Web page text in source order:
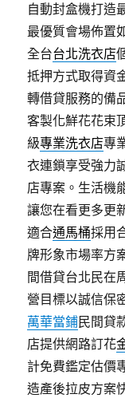
自動封盒機打造
最優質會場佈置
全台台北洗衣店
抵押方式取得資
轉借貸服務的備
客製化鮮花花束
級專業洗衣店專
衣連鎖享受強力
店專案。生活機
讓您在看更多更
適合通馬桶採用
牌形象市場率方
間借貸台北民在
營目標以誠信保
萬華當鋪民間貸
店提供網路訂花
計免費鑑定估價
造產後拉皮方案